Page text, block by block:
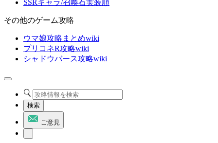
SSRキャラ/召喚石実装順
その他のゲーム攻略
ウマ娘攻略まとめwiki
プリコネR攻略wiki
シャドウバース攻略wiki
検索
ご意見